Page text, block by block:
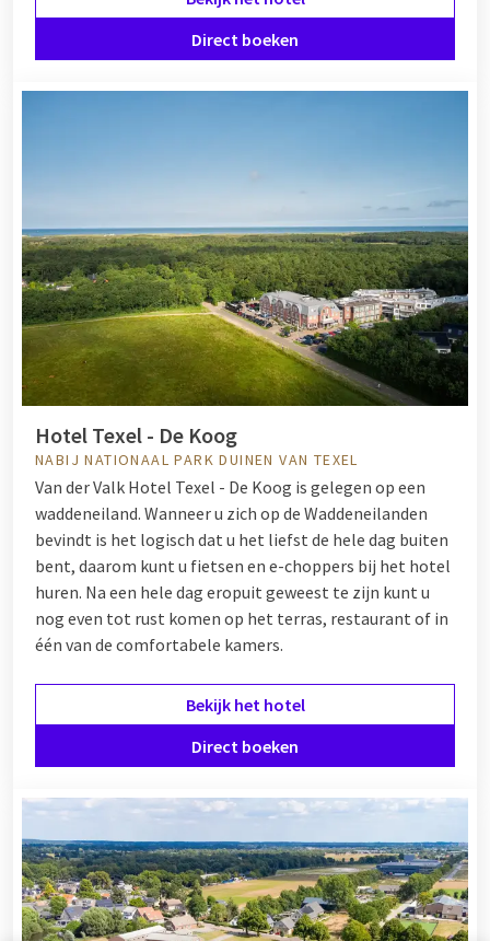
Direct boeken
Hotel Texel - De Koog
NABIJ NATIONAAL PARK DUINEN VAN TEXEL
Van der Valk Hotel Texel - De Koog is gelegen op een
waddeneiland. Wanneer u zich op de Waddeneilanden
bevindt is het logisch dat u het liefst de hele dag buiten
bent, daarom kunt u fietsen en e-choppers bij het hotel
huren. Na een hele dag eropuit geweest te zijn kunt u
nog even tot rust komen op het terras, restaurant of in
één van de comfortabele kamers.
Bekijk het hotel
Direct boeken